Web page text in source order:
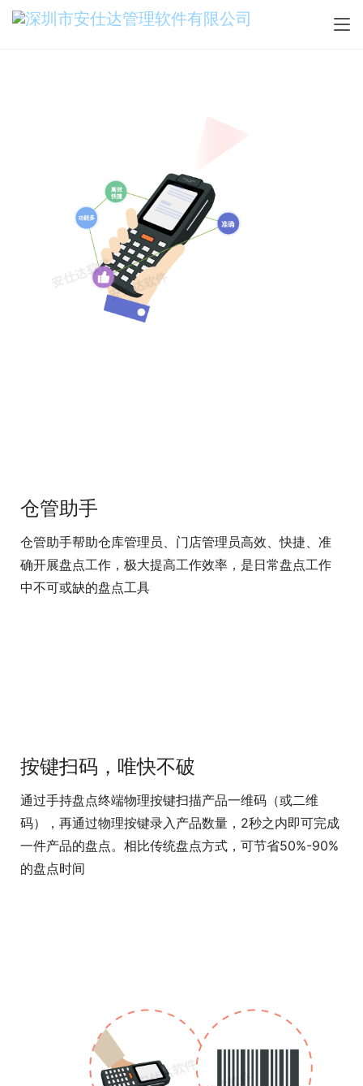
仓管助手
仓管助手帮助仓库管理员、门店管理员高效、快捷、准
确开展盘点工作，极大提高工作效率，是日常盘点工作
中不可或缺的盘点工具
按键扫码，唯快不破
通过手持盘点终端物理按键扫描产品一维码（或二维
码），再通过物理按键录入产品数量，2秒之内即可完成
一件产品的盘点。相比传统盘点方式，可节省50%-90%
的盘点时间